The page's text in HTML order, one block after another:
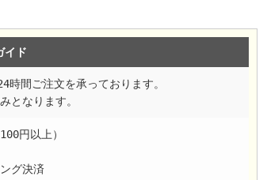
イド
時間ご注文を承っております。
となります。
円以上）
グ決済